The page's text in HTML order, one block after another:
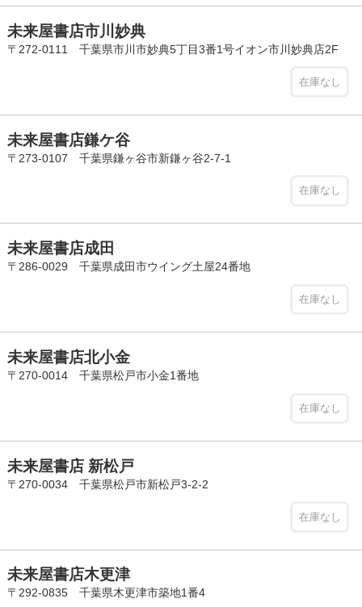
未来屋書店市川妙典
〒272-0111 千葉県市川市妙典5丁目3番1号イオン市川妙典店2F
在庫なし
未来屋書店鎌ケ谷
〒273-0107 千葉県鎌ヶ谷市新鎌ヶ谷2-7-1
在庫なし
未来屋書店成田
〒286-0029 千葉県成田市ウイング土屋24番地
在庫なし
未来屋書店北小金
〒270-0014 千葉県松戸市小金1番地
在庫なし
未来屋書店 新松戸
〒270-0034 千葉県松戸市新松戸3-2-2
在庫なし
未来屋書店木更津
〒292-0835 千葉県木更津市築地1番4